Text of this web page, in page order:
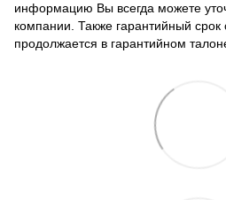
информацию Вы всегда можете
компании. Также гарантийный срок
продолжается в гарантийном